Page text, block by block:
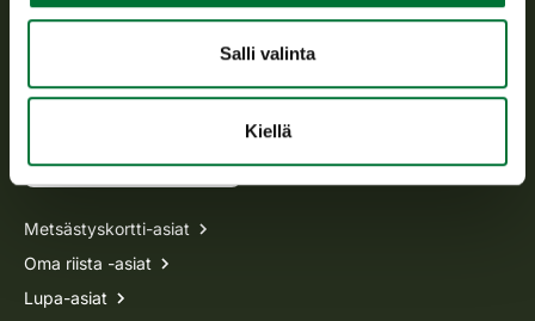
Salli valinta
Kiellä
p. 029 431 2001
Usein kysytyt kysymykset
Kaikki yhteystiedot
Metsästyskortti-asiat
Oma riista -asiat
Lupa-asiat